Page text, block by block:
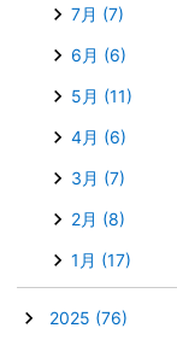
7月 (7)
6月 (6)
5月 (11)
4月 (6)
3月 (7)
2月 (8)
1月 (17)
2025 (76)